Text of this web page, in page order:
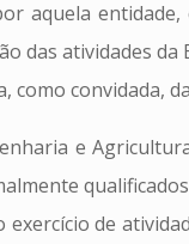
aquela
das atividades da
como convidada,
e
de